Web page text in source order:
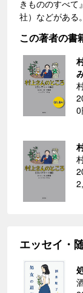
きもののすべて
社）などがある。
この著者の書
0
エッセイ・